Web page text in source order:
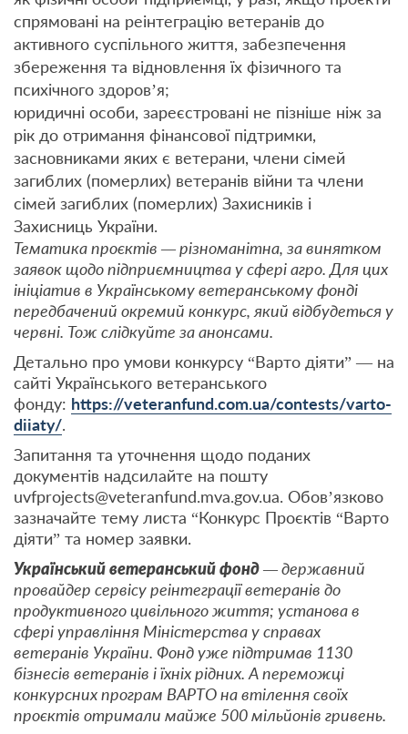
спрямовані на реінтеграцію ветеранів до
активного суспільного життя, забезпечення
збереження та відновлення їх фізичного та
психічного здоров’я;
юридичні особи, зареєстровані не пізніше ніж за
рік до отримання фінансової підтримки,
засновниками яких є ветерани, члени сімей
загиблих (померлих) ветеранів війни та члени
сімей загиблих (померлих) Захисників і
Захисниць України.
Тематика проєктів — різноманітна, за винятком
заявок щодо підприємництва у сфері агро. Для цих
ініціатив в Українському ветеранському фонді
передбачений окремий конкурс, який відбудеться у
червні. Тож слідкуйте за анонсами.
Детально про умови конкурсу “Варто діяти” — на
сайті Українського ветеранського
фонду: https://veteranfund.com.ua/contests/varto-
diiaty/.
Запитання та уточнення щодо поданих
документів надсилайте на пошту
uvfprojects@veteranfund.mva.gov.ua. Обов’язково
зазначайте тему листа “Конкурс Проєктів “Варто
діяти” та номер заявки.
Український ветеранський фонд— державний
провайдер сервісу реінтеграції ветеранів до
продуктивного цивільного життя; установа в
сфері управління Міністерства у справах
ветеранів України. Фонд уже підтримав 1130
бізнесів ветеранів і їхніх рідних. А переможці
конкурсних програм ВАРТО на втілення своїх
проєктів отримали майже 500 мільйонів гривень.